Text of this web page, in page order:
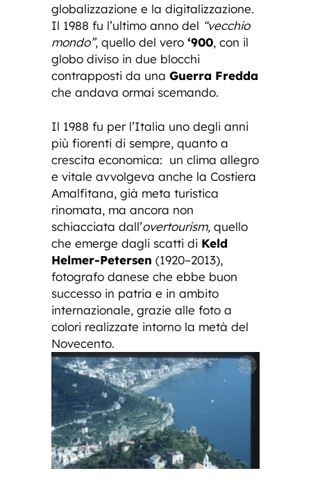
globalizzazione e la digitalizzazione.
Il 1988 fu l’ultimo anno del “vecchio
mondo”, quello del vero ‘900, con il
globo diviso in due blocchi
contrapposti da una Guerra Fredda
che andava ormai scemando.
Il 1988 fu per l’Italia uno degli anni
più fiorenti di sempre, quanto a
crescita economica: un clima allegro
e vitale avvolgeva anche la Costiera
Amalfitana, già meta turistica
rinomata, ma ancora non
schiacciata dall’overtourism, quello
che emerge dagli scatti di Keld
Helmer-Petersen (1920–2013),
fotografo danese che ebbe buon
successo in patria e in ambito
internazionale, grazie alle foto a
colori realizzate intorno la metà del
Novecento.